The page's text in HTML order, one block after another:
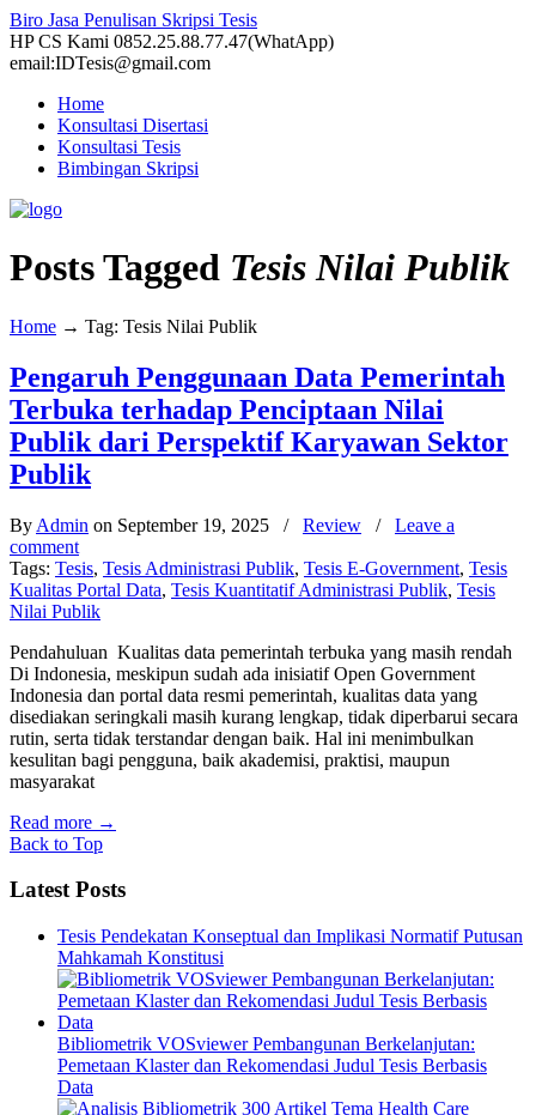
Biro Jasa Penulisan Skripsi Tesis
HP CS Kami 0852.25.88.77.47(WhatApp)
email:IDTesis@gmail.com
Home
Konsultasi Disertasi
Konsultasi Tesis
Bimbingan Skripsi
Posts Tagged Tesis Nilai Publik
Home → Tag: Tesis Nilai Publik
Pengaruh Penggunaan Data Pemerintah
Terbuka terhadap Penciptaan Nilai
Publik dari Perspektif Karyawan Sektor
Publik
By Admin on September 19, 2025 / Review / Leave a
comment
Tags: Tesis, Tesis Administrasi Publik, Tesis E-Government, Tesis
Kualitas Portal Data, Tesis Kuantitatif Administrasi Publik, Tesis
Nilai Publik
Pendahuluan Kualitas data pemerintah terbuka yang masih rendah
Di Indonesia, meskipun sudah ada inisiatif Open Government
Indonesia dan portal data resmi pemerintah, kualitas data yang
disediakan seringkali masih kurang lengkap, tidak diperbarui secara
rutin, serta tidak terstandar dengan baik. Hal ini menimbulkan
kesulitan bagi pengguna, baik akademisi, praktisi, maupun
masyarakat
Read more →
Back to Top
Latest Posts
Tesis Pendekatan Konseptual dan Implikasi Normatif Putusan
Mahkamah Konstitusi
Bibliometrik VOSviewer Pembangunan Berkelanjutan:
Pemetaan Klaster dan Rekomendasi Judul Tesis Berbasis
Data